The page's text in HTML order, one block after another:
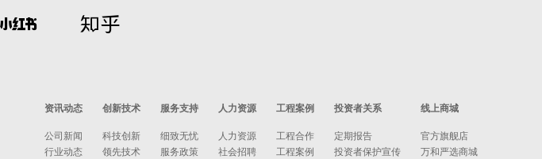
资讯动态
公司新闻
行业动态
创新技术
科技创新
领先技术
服务支持
细致无忧
服务政策
人力资源
人力资源
社会招聘
工程案例
工程合作
工程案例
投资者关系
定期报告
投资者保护宣传
线上商城
官方旗舰店
万和严选商城